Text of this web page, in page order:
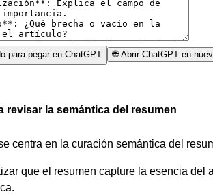
para pegar en ChatGPT 🌐 Abrir ChatGPT en
revisar la semántica del resumen
centra en la curación semántica del
que el resumen capture la esencia del